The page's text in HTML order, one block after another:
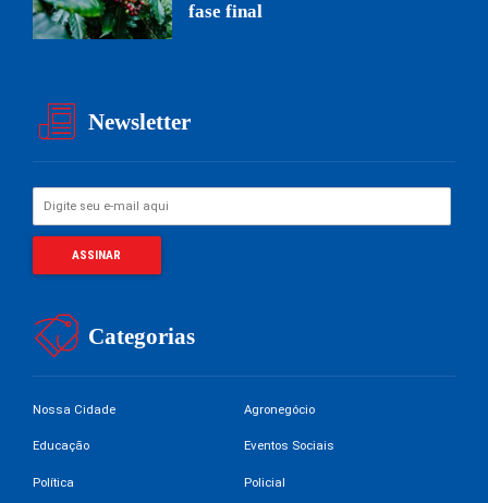
fase final
Newsletter
Categorias
Nossa Cidade Agronegócio
Educação Eventos Sociais
Política Policial